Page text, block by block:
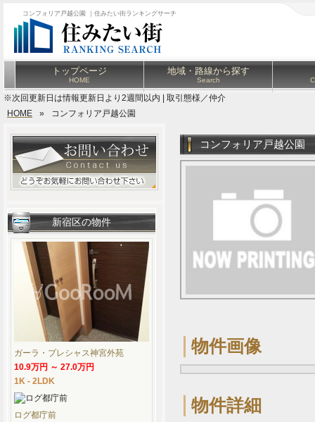
コンフォリア戸越公園 ｜住みたい街ランキングサーチ
トップページ
HOME
地域・路線から探す
Search
※次回更新日は情報更新日より2週間以内 | 取引態様／仲介
HOME
» コンフォリア戸越公園
コンフォリア戸越公園
物件画像
物件詳細
新宿区の物件
ガーラ・プレシャス神宮外苑
10.9万円 ～ 27.0万円
1K - 2LDK
ログ都庁前